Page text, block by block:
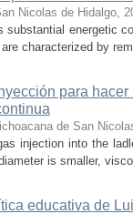
Nicolas de Hidalgo,
energetic
characterized by
para
de San
injection into the
is smaller,
educativa de